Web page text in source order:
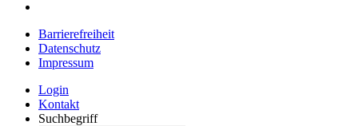
Barrierefreiheit
Datenschutz
Impressum
Login
Kontakt
Suchbegriff